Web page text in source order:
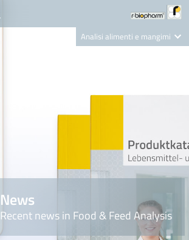
Analisi alimenti e mangimi
Nutrition Care
News
Recent news in Food & Feed Analysis